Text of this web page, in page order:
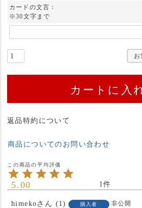
須
)
カードの文言：
※30文字まで
カートに入
返品特約について
商品についてのお問い合わせ
5.00 1
himeko 1 購入者
非公開